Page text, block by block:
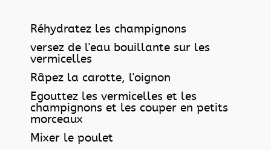
Réhydratez les champignons
versez de l'eau bouillante sur les
vermicelles
Râpez la carotte, l'oignon
Egouttez les vermicelles et les
champignons et les couper en petits
morceaux
Mixer le poulet